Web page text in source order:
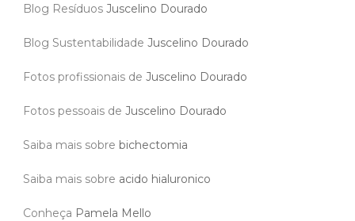
Blog Resíduos Juscelino Dourado
Blog Sustentabilidade Juscelino Dourado
Fotos profissionais de Juscelino Dourado
Fotos pessoais de Juscelino Dourado
Saiba mais sobre bichectomia
Saiba mais sobre acido hialuronico
Conheça Pamela Mello